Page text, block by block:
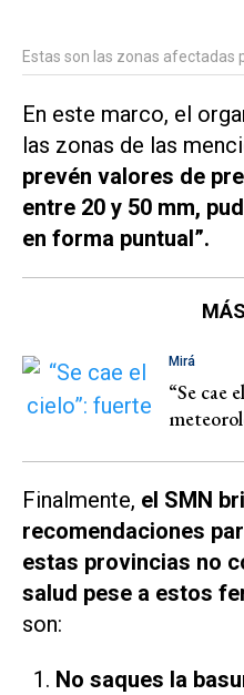
Estas son las zonas afectadas
En este marco, el
las zonas de las
prevén valores de
entre 20 y 50 mm,
en forma puntual”.
Mirá
“Se cae
Finalmente, el SMN
recomendaciones
estas provincias no
salud pese a estos
son:
No saques la